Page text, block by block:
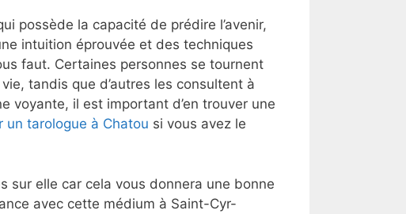
possède la capacité de prédire l’avenir,
intuition éprouvée et des techniques
faut. Certaines personnes se tournent
tandis que d’autres les consultent à
voyante, il est important d’en trouver une
un tarologue à Chatou si vous avez le
sur elle car cela vous donnera une bonne
avec cette médium à Saint-Cyr-